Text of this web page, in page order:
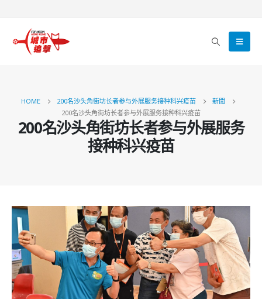
HOME 200名沙头角街坊长者参与外展服务接种科兴疫苗
新聞
200名沙头角街坊长者参与外展服务接种科兴疫苗
200名沙头角街坊长者参与外展服务
接种科兴疫苗